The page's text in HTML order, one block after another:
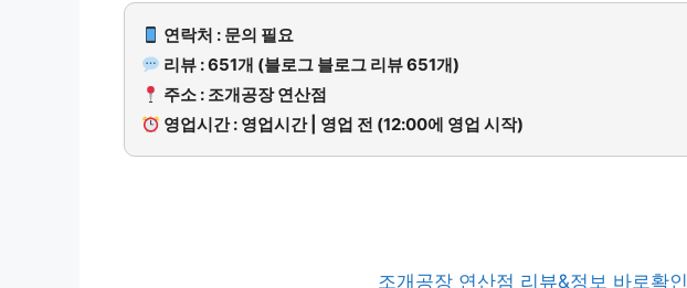
연락처 : 문의 필요
리뷰 : 651개 (블로그 블로그 리뷰 651개)
주소 : 조개공장 연산점
영업시간 : 영업시간 | 영업 전 (12:00에 영업 시작)
조개공장 연산점 리뷰&정보 바로확인